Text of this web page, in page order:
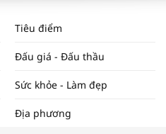
2024 VÀ NĂM 2025 | NHỊP
TRƯỜNG #62
“Xúc tiến thương mại: Khơi
Tiêu điểm
Đấu giá - Đấu thầu
Sức khỏe - Làm đẹp
Địa phương